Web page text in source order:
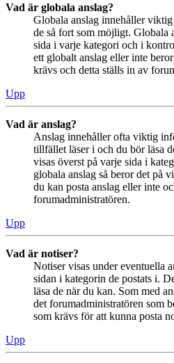
Vad är globala anslag?
Globala anslag innehåller
de så fort som möjligt. Globala
sida i varje kategori och i
ett globalt anslag eller inte
krävs och detta ställs in av
Upp
Vad är anslag?
Anslag innehåller ofta viktig
tillfället läser i och du bör läsa
visas överst på varje sida i
globala anslag så beror det på
du kan posta anslag eller inte
forumadministratören.
Upp
Vad är notiser?
Notiser visas under eventuella
sidan i kategorin de postats i.
läsa de när du kan. Som med
det forumadministratören som
som krävs för att kunna posta
Upp